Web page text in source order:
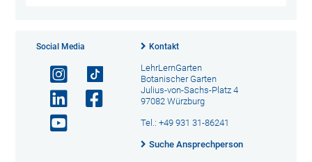
Social Media Kontakt
LehrLernGarten
Botanischer Garten
Julius-von-Sachs-Platz 4
97082 Würzburg
Tel.: +49 931 31-86241
Suche Ansprechperson